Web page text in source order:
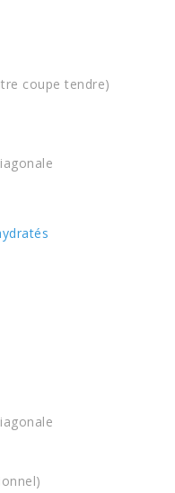
coupe tendre)